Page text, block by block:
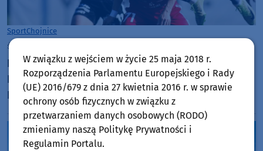
SportChojnice
środa, 5 sierpnia 2026, 19:15
Koszmar Chojniczanki trwa. Odpadła z Pucharu
Polski już w pierwszym meczu. Przegrała z
Podhalem Nowy Targ 0:2. "Jesteśmy w totalnym
dołku. Czujemy się fatalnie"
W związku z wejściem w życie 25 maja 2018 r.
Rozporządzenia Parlamentu Europejskiego i Rady
(UE) 2016/679 z dnia 27 kwietnia 2016 r. w sprawie
ochrony osób fizycznych w związku z
przetwarzaniem danych osobowych (RODO)
zmieniamy naszą Politykę Prywatności i
Regulamin Portalu.